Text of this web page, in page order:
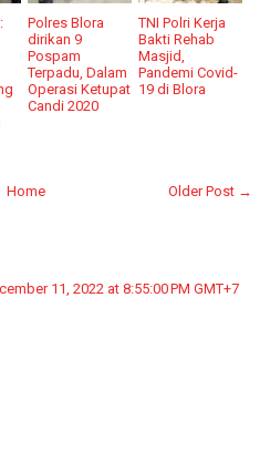
Polres Blora
dirikan 9
Pospam
Terpadu, Dalam
Operasi Ketupat
Candi 2020
TNI Polri Kerja
Bakti Rehab
Masjid,
Pandemi Covid-
19 di Blora
Older Post →
Home
11, 2022 at 8:55:00 PM GMT+7